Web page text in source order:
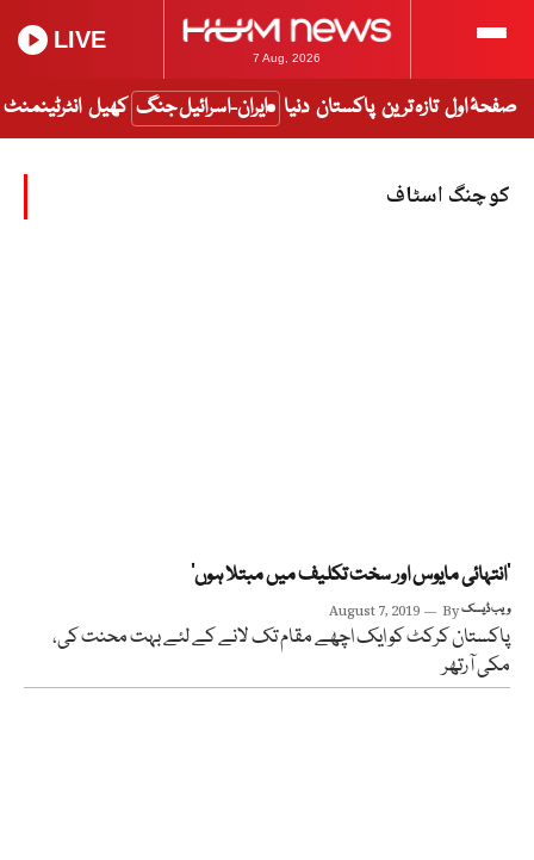
7 Aug, 2026
LIVE
صفحۂ اول تازہ ترین پاکستان دنیا ایران-اسرائیل جنگ کھیل انٹرٹینمنٹ
کوچنگ اسٹاف
‘انتہائی مایوس اور سخت تکلیف میں مبتلا ہوں’
August 7, 2019 Byویب ڈیسک
پاکستان کرکٹ کو ایک اچھے مقام تک لانے کے لئے بہت محنت کی،
مکی آرتھر